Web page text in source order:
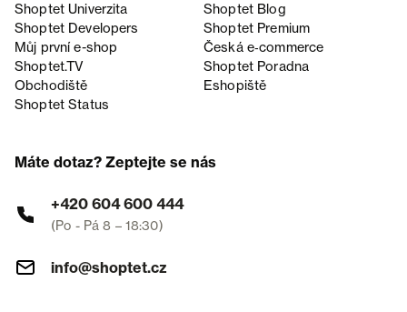
Shoptet Univerzita
Shoptet Blog
Shoptet Developers
Shoptet Premium
Můj první e-shop
Česká e‑commerce
Shoptet.TV
Shoptet Poradna
Obchodiště
Eshopiště
Shoptet Status
Máte dotaz? Zeptejte se nás
+420 604 600 444
(Po - Pá 8 – 18:30)
info@shoptet.cz